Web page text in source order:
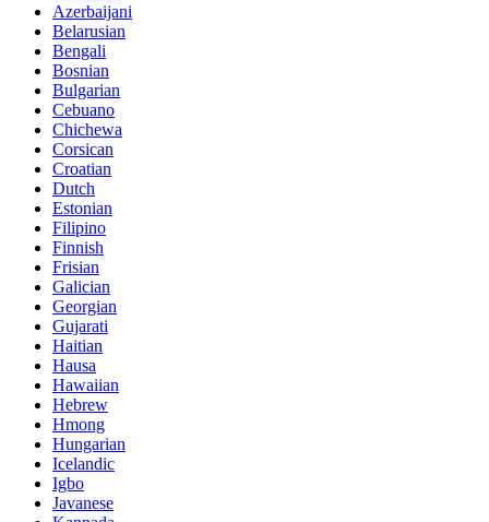
Azerbaijani
Belarusian
Bengali
Bosnian
Bulgarian
Cebuano
Chichewa
Corsican
Croatian
Dutch
Estonian
Filipino
Finnish
Frisian
Galician
Georgian
Gujarati
Haitian
Hausa
Hawaiian
Hebrew
Hmong
Hungarian
Icelandic
Igbo
Javanese